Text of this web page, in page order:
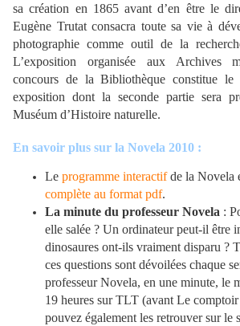
sa création en 1865 avant d’en être le
Eugène Trutat consacra toute sa vie à
photographie comme outil de la
L’exposition organisée aux Archives
concours de la Bibliothèque constitue le
exposition dont la seconde partie sera
Muséum d’Histoire naturelle.
En savoir plus sur la Novela 2010 :
Le programme interactifde la Novela
complète au format pdf.
La minute du professeur Novela :
elle salée ? Un ordinateur peut-il être
dinosaures ont-ils vraiment disparu ?
ces questions sont dévoilées chaque
professeur Novela, en une minute, le
19 heures sur TLT (avant Le
pouvez également les retrouver sur le